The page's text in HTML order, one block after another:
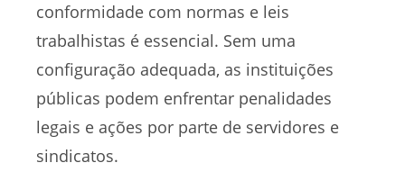
conformidade com normas e leis
trabalhistas é essencial. Sem uma
configuração adequada, as instituições
públicas podem enfrentar penalidades
legais e ações por parte de servidores e
sindicatos.